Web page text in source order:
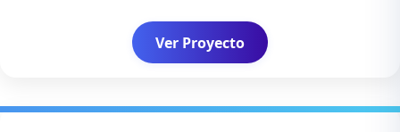
Ver Proyecto